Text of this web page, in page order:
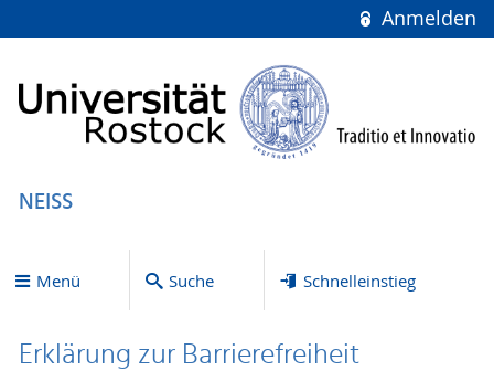
Anmelden
NEISS
Menü Suche Schnelleinstieg
Erklärung zur Bar­ri­e­re­frei­heit